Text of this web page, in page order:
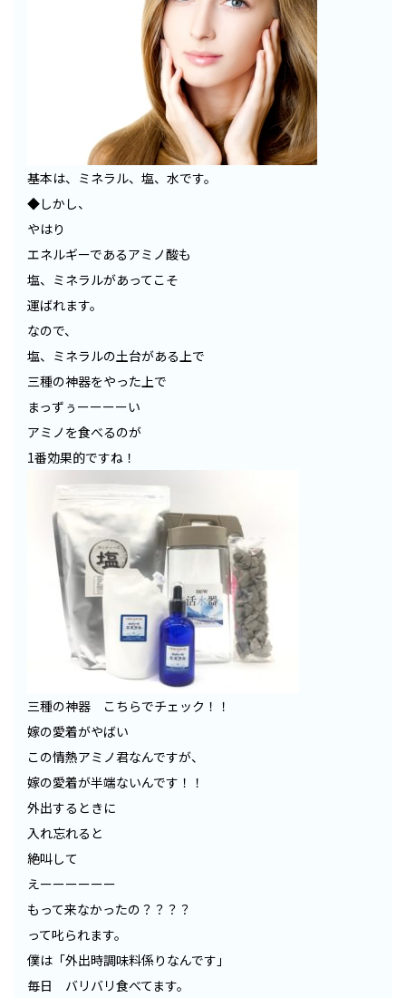
基本は、ミネラル、塩、水です。
◆しかし、
やはり
エネルギーであるアミノ酸も
塩、ミネラルがあってこそ
運ばれます。
なので、
塩、ミネラルの土台がある上で
三種の神器をやった上で
まっずぅーーーーい
アミノを食べるのが
1番効果的ですね！
三種の神器 こちらでチェック！！
嫁の愛着がやばい
この情熱アミノ君なんですが、
嫁の愛着が半端ないんです！！
外出するときに
入れ忘れると
絶叫して
えーーーーーー
もって来なかったの？？？？
って叱られます。
僕は「外出時調味料係りなんです」
毎日 バリバリ食べてます。